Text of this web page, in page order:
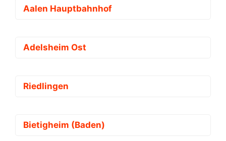
Aalen Hauptbahnhof
Adelsheim Ost
Riedlingen
Bietigheim (Baden)